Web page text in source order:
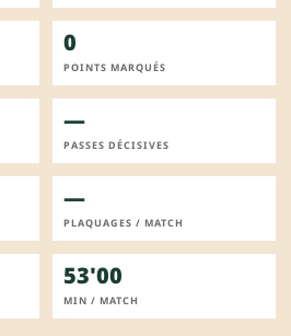
0
POINTS MARQUÉS
—
PASSES DÉCISIVES
—
PLAQUAGES / MATCH
53'00
MIN / MATCH